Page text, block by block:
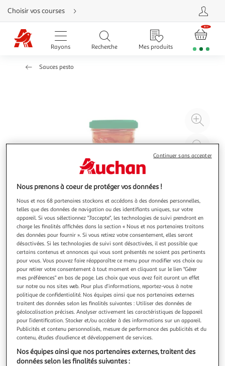
Aller
directement
au
contenu
Aller
directement
Aller
Choisir vos courses
Rayons Recherche Mes produits
Sauces pesto
à
3.5 (2)
PANZANI
Sauce pesto poivron et Ricotta
Une sauce gourmande: - Des poivrons rouges et de la
ricotta pour le goût et l'onctuosité, - Une recette cuisinée
en Italie. Du Pesto oui, mais du Panzani. Un délicieux Pesto
avec des poivron rouge et de la ricotta pour encore plus de
gourmandise et de plaisir !
En savoir +
Vous voulez connaître le prix de ce produit ?
Nous prenons à coeur de protéger vos données !
Nous et nos 68 partenaires stockons et accédons à des données personnelles,
telles que des données de navigation ou des identifiants uniques, sur votre
appareil. Si vous sélectionnez "J'accepte", les technologies de suivi prendront en
charge les finalités affichées dans la section « Nous et nos partenaires traitons
des données pour fournir ». Si vous retirez votre consentement, elles seront
désactivées. Si les technologies de suivi sont désactivées, il est possible que
certains contenus et annonces qui vous sont présentés ne soient pas pertinents
pour vous. Vous pouvez faire réapparaître ce menu pour modifier vos choix ou
pour retirer votre consentement à tout moment en cliquant sur le lien "Gérer
mes préférences" en bas de page. Les choix que vous avez fait auront un effet
sur notre ou nos sites web. Pour plus d’informations, reportez-vous à notre
politique de confidentialité. Nos équipes ainsi que nos partenaires externes
traitent des données selon les finalités suivantes : Utiliser des données de
géolocalisation précises. Analyser activement les caractéristiques de l’appareil
pour l’identification. Stocker et/ou accéder à des informations sur un appareil.
Publicités et contenu personnalisés, mesure de performance des publicités et du
contenu, études d’audience et développement de services.
Nos équipes ainsi que nos partenaires externes, traitent des
données selon les finalités suivantes :
Continuer sans accepter